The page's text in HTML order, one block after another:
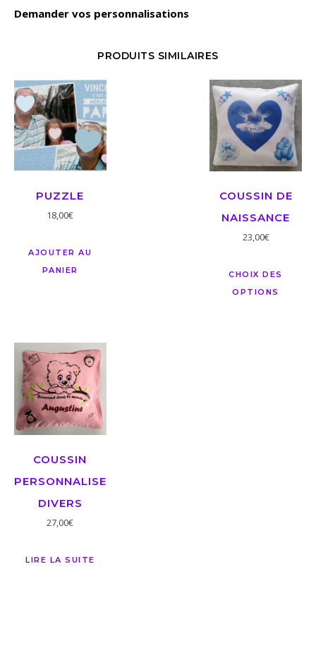
Demander vos personnalisations
PRODUITS SIMILAIRES
PUZZLE
18,00€
AJOUTER AU
PANIER
COUSSIN DE
NAISSANCE
23,00€
CHOIX DES
OPTIONS
COUSSIN
PERSONNALISE
DIVERS
27,00€
LIRE LA SUITE